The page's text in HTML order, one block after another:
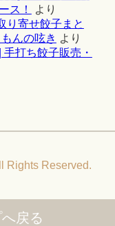
ス！
より
り寄せ餃子まと
んの呟き より
打ち餃子販売・
Rights Reserved.
戻る